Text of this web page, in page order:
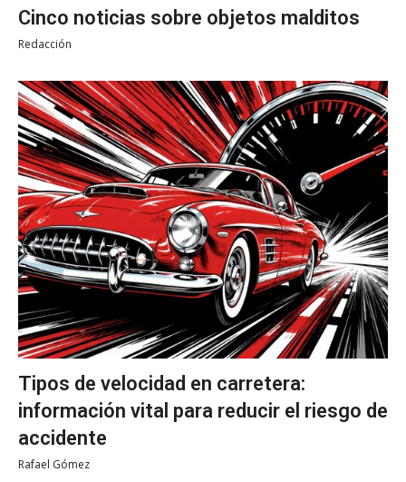
Cinco noticias sobre objetos malditos
Redacción
Tipos de velocidad en carretera:
información vital para reducir el riesgo de
accidente
Rafael Gómez